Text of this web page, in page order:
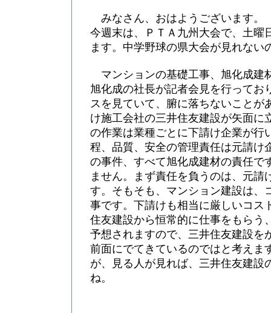
みなさん、おはようございます。
今週末は、ＰＴＡ九州大会で、土曜
ます。中学野球の県大会が見れない
マンションの基礎工事、旭化成建
旭化成の社長が記者会見を行ってお
スを見ていて、腑に落ちないことが
け施工会社の三井住友建設が矢面に
の作業は業種ごとに下請け企業が行
程、品質、安全の管理責任は元請け
の事件、すべて旭化成建材の責任で
ません。まず責任を負うのは、元請
す。そもそも、マンション建設は、
事です。下請けも相当に厳しいコス
住友建設から恒常的に仕事をもらう
予想されますので、三井住友建設を
前面にでてきているのではと考えま
が、見る人が見れば、三井住友建設
ね。